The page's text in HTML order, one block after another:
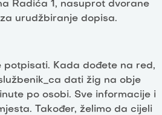
Radića 1, nasuprot dvorane
urudžbiranje dopisa.
Kada dođete na red,
dati žig na obje
po osobi. Sve informacije i
Također, želimo da cijeli